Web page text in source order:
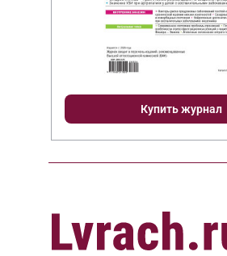
Купить журнал